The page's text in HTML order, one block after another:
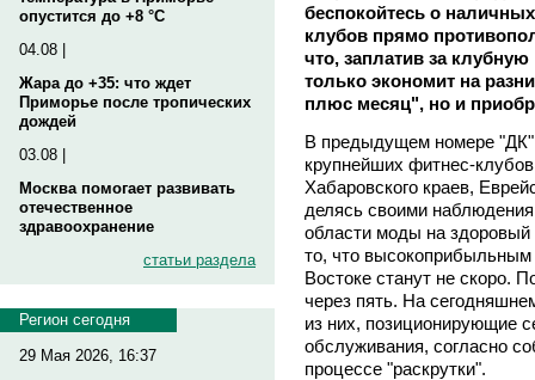
опустится до +8 °C
04.08 |
Жара до +35: что ждет
Приморье после тропических
дождей
03.08 |
Москва помогает развивать
отечественное
здравоохранение
статьи раздела
Регион сегодня
29 Мая 2026, 16:37
беспокойтесь о
клубов прямо
что, заплатив за
только экономит на
плюс месяц", но и
В предыдущем номере "ДК"
крупнейших фитнес-
Хабаровского краев,
делясь своими
области моды на здоровый
то, что
Востоке станут не скоро.
через пять. На
из них, позиционирующие
обслуживания, согласно
процессе "раскрутки".